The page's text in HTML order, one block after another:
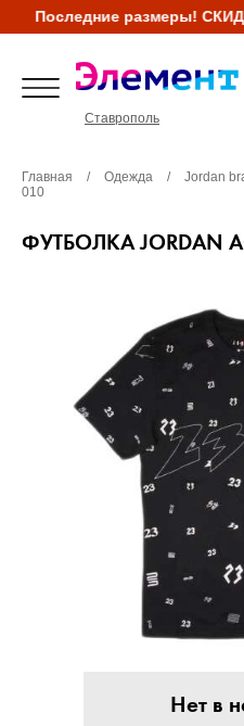
Последние размеры!
Ставрополь
Главная / Одежда / Jordan
010
ФУТБОЛКА JORDAN
Нет в